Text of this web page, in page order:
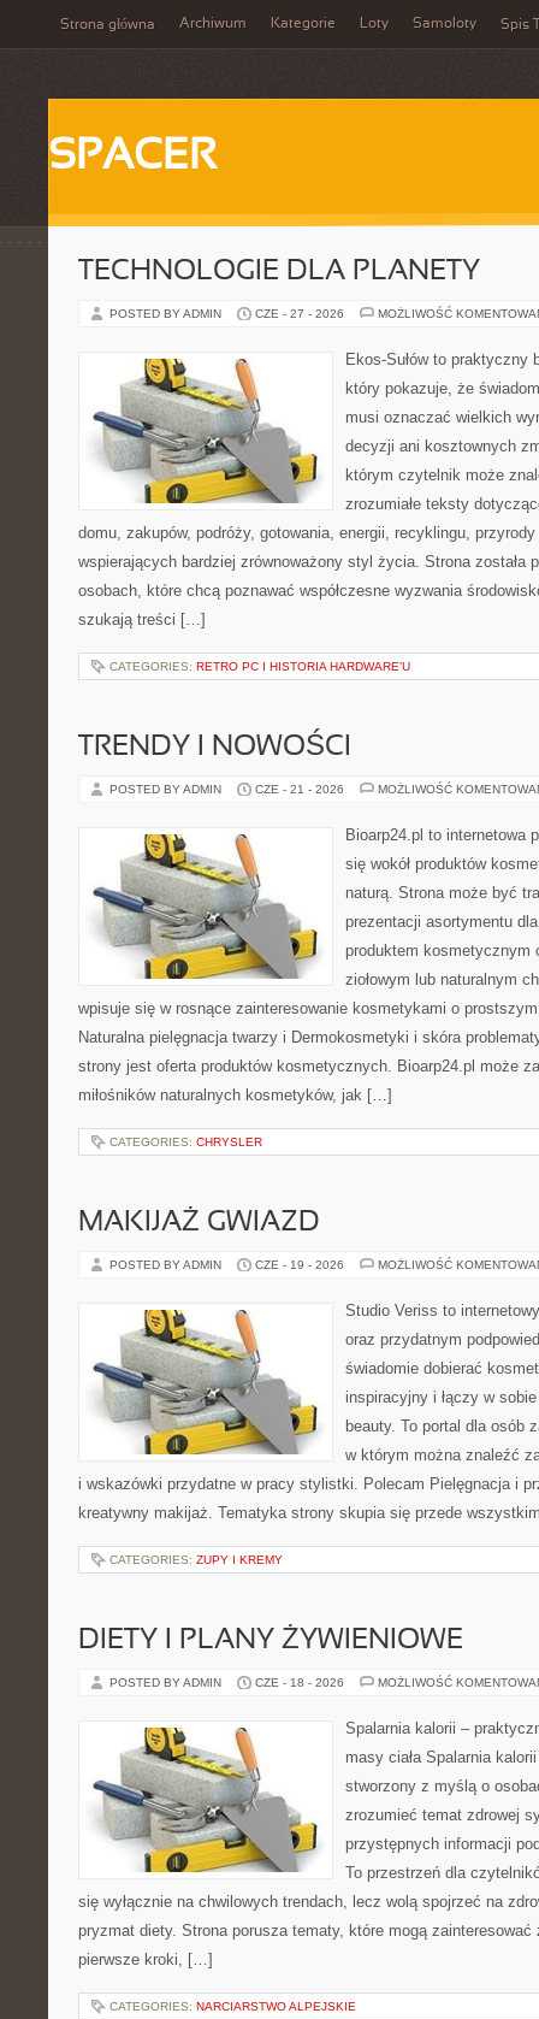
Strona główna Archiwum Kategorie Loty Samoloty Spis
SPACER
TECHNOLOGIE DLA PLANETY
POSTED BY ADMIN CZE - 27 - 2026 MOŻLIWOŚĆ
Ekos-Sułów to praktyczny
który pokazuje, że
musi oznaczać wielkich
decyzji ani kosztownych
którym czytelnik może
zrozumiałe teksty
domu, zakupów, podróży, gotowania, energii, recyklingu,
wspierających bardziej zrównoważony styl życia. Strona została
osobach, które chcą poznawać współczesne wyzwania
szukają treści […]
CATEGORIES: RETRO PC I HISTORIA HARDWARE’U
TRENDY I NOWOŚCI
POSTED BY ADMIN CZE - 21 - 2026 MOŻLIWOŚĆ
Bioarp24.pl to internetowa
się wokół produktów
naturą. Strona może być
prezentacji asortymentu
produktem kosmetycznym
ziołowym lub naturalnym
wpisuje się w rosnące zainteresowanie kosmetykami o
Naturalna pielęgnacja twarzy i Dermokosmetyki i skóra
strony jest oferta produktów kosmetycznych. Bioarp24.pl może
miłośników naturalnych kosmetyków, jak […]
CATEGORIES: CHRYSLER
MAKIJAŻ GWIAZD
POSTED BY ADMIN CZE - 19 - 2026 MOŻLIWOŚĆ
Studio Veriss to
oraz przydatnym
świadomie dobierać
inspiracyjny i łączy w
beauty. To portal dla osób
w którym można znaleźć
i wskazówki przydatne w pracy stylistki. Polecam Pielęgnacja i
kreatywny makijaż. Tematyka strony skupia się przede
CATEGORIES: ZUPY I KREMY
DIETY I PLANY ŻYWIENIOWE
POSTED BY ADMIN CZE - 18 - 2026 MOŻLIWOŚĆ
Spalarnia kalorii –
masy ciała Spalarnia
stworzony z myślą o
zrozumieć temat zdrowej
przystępnych informacji
To przestrzeń dla
się wyłącznie na chwilowych trendach, lecz wolą spojrzeć na
pryzmat diety. Strona porusza tematy, które mogą zainteresować
pierwsze kroki, […]
CATEGORIES: NARCIARSTWO ALPEJSKIE